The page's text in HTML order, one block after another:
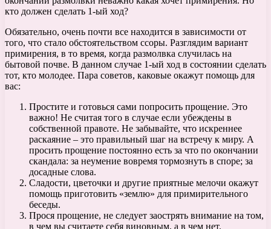
кто должен сделать 1-ый ход?
Обязательно, очень почти все находится в зависимости от
того, что стало обстоятельством ссоры. Разглядим вариант
примирения, в то время, когда размолвка случилась на
бытовой почве. В данном случае 1-ый ход в состоянии сделать
тот, кто молодее. Пара советов, каковые окажут помощь для
вас:
Простите и готовься сами попросить прощение. Это
важно! Не считая того в случае если убеждены в
собственной правоте. Не забывайте, что искреннее
раскаяние – это правильный шаг на встречу к миру. А
просить прощение постоянно есть за что по окончании
скандала: за неумение вовремя тормознуть в споре; за
досадные слова.
Сладости, цветочки и другие приятные мелочи окажут
помощь приготовить «землю» для примирительного
беседы.
Прося прощение, не следует заострять внимание на том,
в чем вы считаете себя виновным, а в чем нет.